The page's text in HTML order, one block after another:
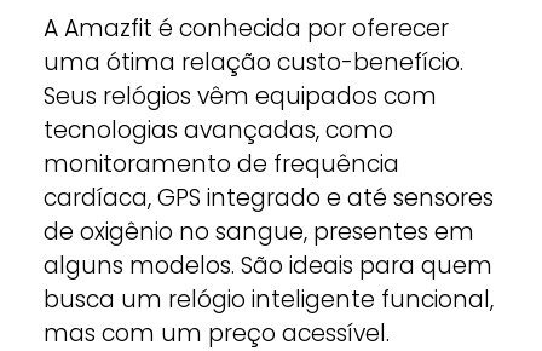
A Amazfit é conhecida por oferecer
uma ótima relação custo-benefício.
Seus relógios vêm equipados com
tecnologias avançadas, como
monitoramento de frequência
cardíaca, GPS integrado e até sensores
de oxigênio no sangue, presentes em
alguns modelos. São ideais para quem
busca um relógio inteligente funcional,
mas com um preço acessível.